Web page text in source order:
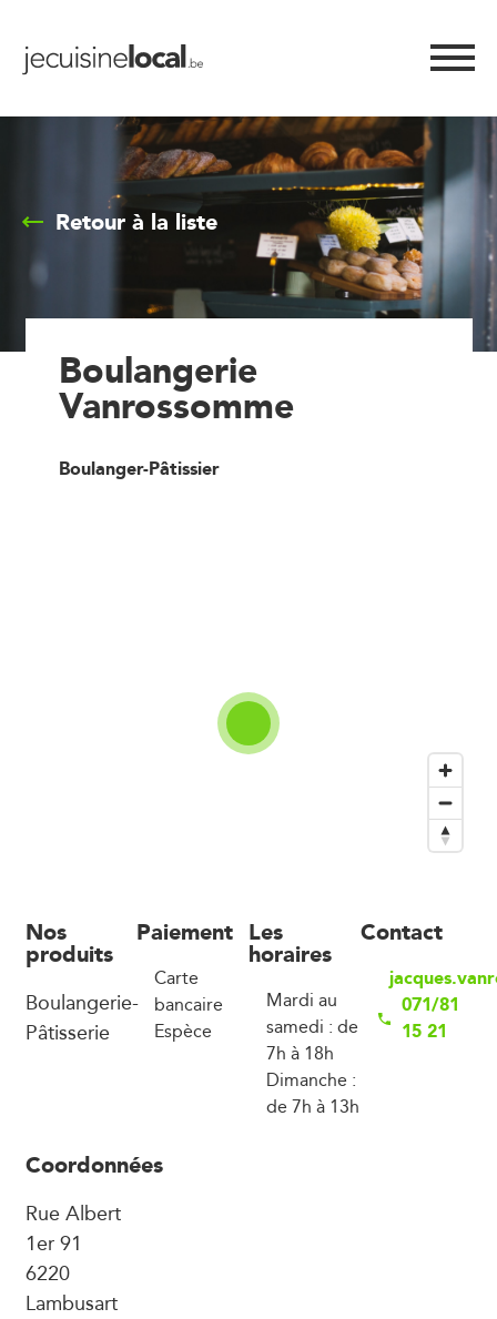
Retour à la liste
Boulangerie
Vanrossomme
Boulanger-Pâtissier
Nos
produits
Boulangerie-
Pâtisserie
Paiement
Carte
bancaire
Espèce
Les
horaires
Mardi au
samedi : de
7h à 18h
Dimanche :
de 7h à 13h
Contact
071/81
15 21
Coordonnées
Rue Albert
1er 91
6220
Lambusart